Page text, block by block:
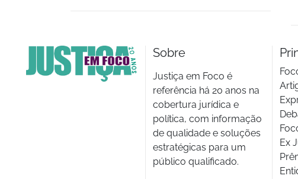
Sobre
Justiça em Foco é
referência há 20 anos na
cobertura jurídica e
política, com informação
de qualidade e soluções
estratégicas para um
público qualificado.
Ex